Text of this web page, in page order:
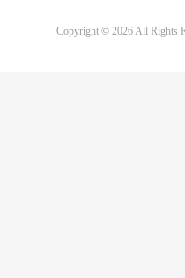
Copyright © 2026 All Rights